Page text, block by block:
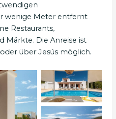
wenige Meter entfernt
Restaurants,
Märkte. Die Anreise ist
über Jesús möglich.